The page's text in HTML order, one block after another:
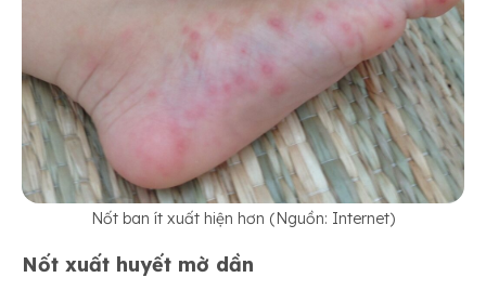
Nốt ban ít xuất hiện hơn (Nguồn: Internet)
Nốt xuất huyết mờ dần